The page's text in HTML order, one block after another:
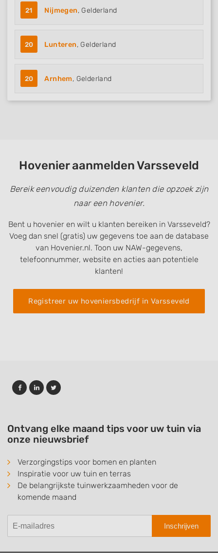
21 Nijmegen, Gelderland
20 Lunteren, Gelderland
20 Arnhem, Gelderland
Hovenier aanmelden Varsseveld
Bereik eenvoudig duizenden klanten die opzoek zijn
naar een hovenier.
Bent u hovenier en wilt u klanten bereiken in Varsseveld?
Voeg dan snel (gratis) uw gegevens toe aan de database
van Hovenier.nl. Toon uw NAW-gegevens,
telefoonnummer, website en acties aan potentiele
klanten!
Registreer uw hoveniersbedrijf in Varsseveld
Ontvang elke maand tips voor uw tuin via
onze nieuwsbrief
Verzorgingstips voor bomen en planten
Inspiratie voor uw tuin en terras
De belangrijkste tuinwerkzaamheden voor de
komende maand
Inschrijven